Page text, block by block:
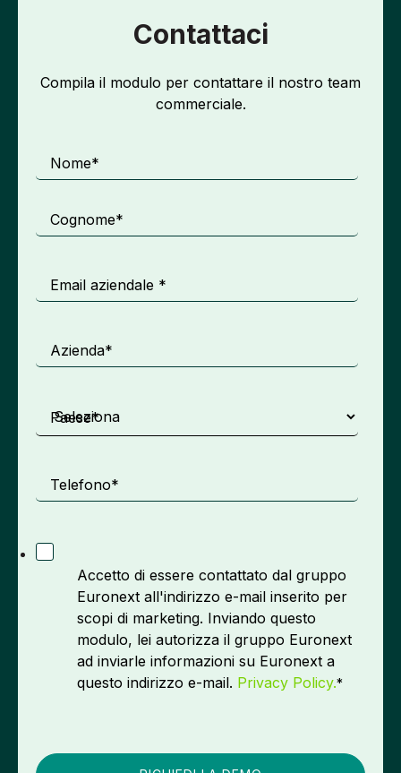
Contattaci
Compila il modulo per contattare il nostro team
commerciale.
Nome*
Cognome*
Email aziendale *
Azienda*
Paese*
Telefono*
Accetto di essere contattato dal gruppo
Euronext all'indirizzo e-mail inserito per
scopi di marketing. Inviando questo
modulo, lei autorizza il gruppo Euronext
ad inviarle informazioni su Euronext a
questo indirizzo e-mail. Privacy Policy.*